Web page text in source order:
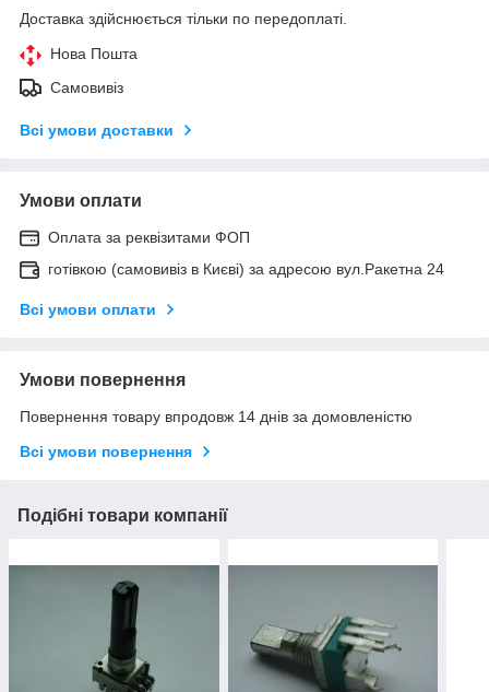
Доставка здійснюється тільки по передоплаті.
Нова Пошта
Самовивіз
Всі умови доставки
Умови оплати
Оплата за реквізитами ФОП
готівкою (самовивіз в Києві) за адресою вул.Ракетна 24
Всі умови оплати
Умови повернення
Повернення товару впродовж 14 днів за домовленістю
Всі умови повернення
Подібні товари компанії